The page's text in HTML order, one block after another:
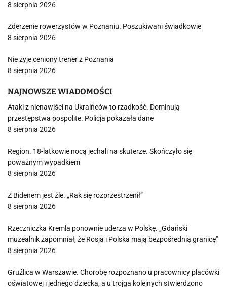
8 sierpnia 2026
Zderzenie rowerzystów w Poznaniu. Poszukiwani świadkowie
8 sierpnia 2026
Nie żyje ceniony trener z Poznania
8 sierpnia 2026
NAJNOWSZE WIADOMOŚCI
Ataki z nienawiści na Ukraińców to rzadkość. Dominują
przestępstwa pospolite. Policja pokazała dane
8 sierpnia 2026
Region. 18-latkowie nocą jechali na skuterze. Skończyło się
poważnym wypadkiem
8 sierpnia 2026
Z Bidenem jest źle. „Rak się rozprzestrzenił”
8 sierpnia 2026
Rzeczniczka Kremla ponownie uderza w Polskę. „Gdański
muzealnik zapomniał, że Rosja i Polska mają bezpośrednią granicę”
8 sierpnia 2026
Gruźlica w Warszawie. Chorobę rozpoznano u pracownicy placówki
oświatowej i jednego dziecka, a u trojga kolejnych stwierdzono